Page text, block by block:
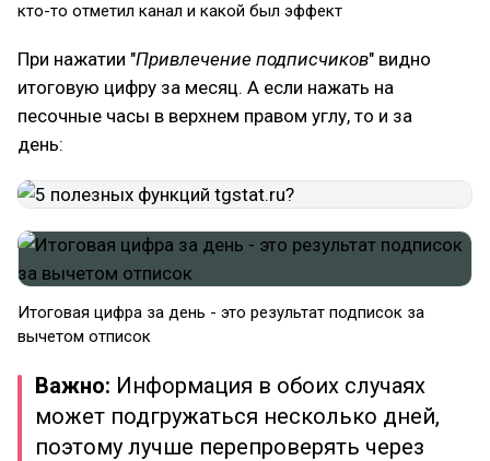
кто-то отметил канал и какой был эффект
При нажатии "Привлечение подписчиков" видно
итоговую цифру за месяц. А если нажать на
песочные часы в верхнем правом углу, то и за
день:
Итоговая цифра за день - это результат подписок за
вычетом отписок
Важно: Информация в обоих случаях
может подгружаться несколько дней,
поэтому лучше перепроверять через